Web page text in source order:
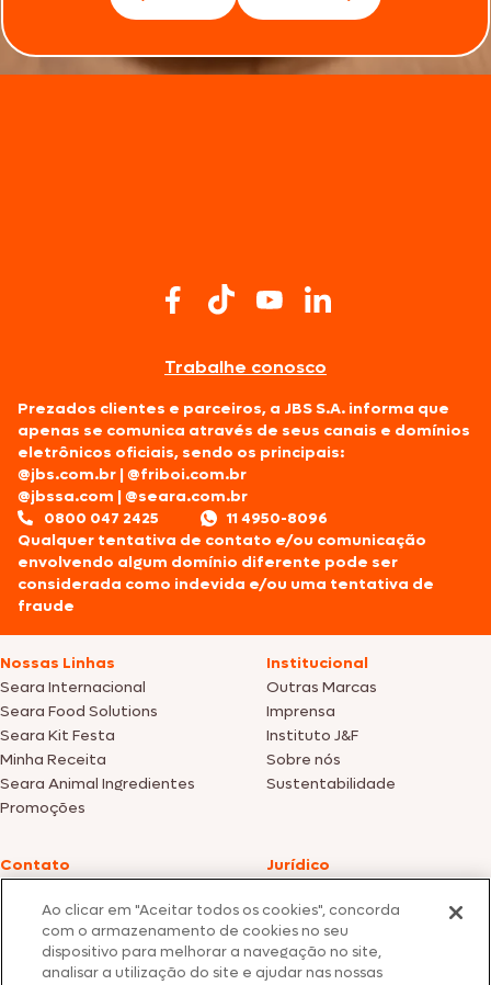
Trabalhe conosco
Prezados clientes e parceiros, a JBS S.A. informa que
apenas se comunica através de seus canais e domínios
eletrônicos oficiais, sendo os principais:
@jbs.com.br |@friboi.com.br
@jbssa.com |@seara.com.br
0800 047 2425
11 4950-8096
Qualquer tentativa de contato e/ou comunicação
envolvendo algum domínio diferente pode ser
considerada como indevida e/ou uma tentativa de
fraude
Nossas Linhas
Seara Internacional
Seara Food Solutions
Seara Kit Festa
Minha Receita
Seara Animal Ingredientes
Promoções
Institucional
Outras Marcas
Imprensa
Instituto J&F
Sobre nós
Sustentabilidade
Contato
SAC: +55 0800 047 2425
Jurídico
Política de privacidade
Fotos meramente ilustrativas | Ofertas válidas enquanto durarem os
Ao clicar em "Aceitar todos os cookies", concorda
com o armazenamento de cookies no seu
dispositivo para melhorar a navegação no site,
analisar a utilização do site e ajudar nas nossas